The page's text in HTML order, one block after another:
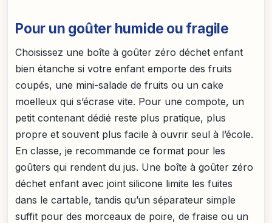
Pour un goûter humide ou fragile
Choisissez une boîte à goûter zéro déchet enfant
bien étanche si votre enfant emporte des fruits
coupés, une mini-salade de fruits ou un cake
moelleux qui s’écrase vite. Pour une compote, un
petit contenant dédié reste plus pratique, plus
propre et souvent plus facile à ouvrir seul à l’école.
En classe, je recommande ce format pour les
goûters qui rendent du jus. Une boîte à goûter zéro
déchet enfant avec joint silicone limite les fuites
dans le cartable, tandis qu’un séparateur simple
suffit pour des morceaux de poire, de fraise ou un